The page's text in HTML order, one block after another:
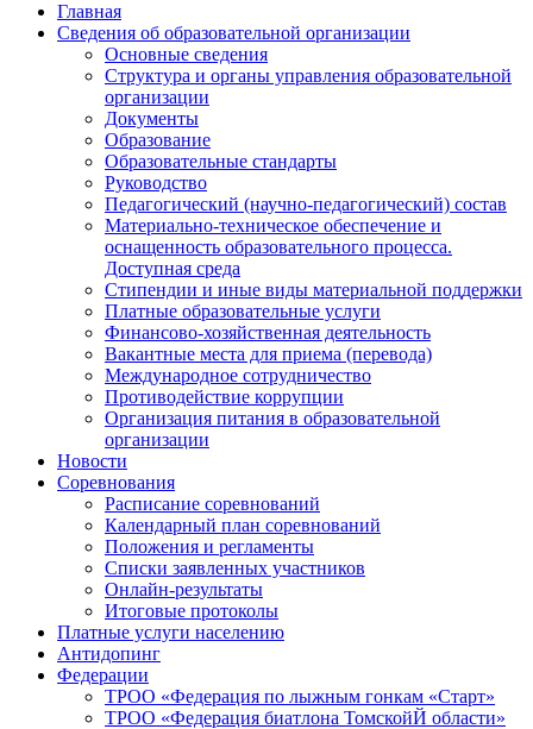
Главная
Сведения об образовательной организации
Основные сведения
Структура и органы управления образовательной
организации
Документы
Образование
Образовательные стандарты
Руководство
Педагогический (научно-педагогический) состав
Материально-техническое обеспечение и
оснащенность образовательного процесса.
Доступная среда
Стипендии и иные виды материальной поддержки
Платные образовательные услуги
Финансово-хозяйственная деятельность
Вакантные места для приема (перевода)
Международное сотрудничество
Противодействие коррупции
Организация питания в образовательной
организации
Новости
Соревнования
Расписание соревнований
Календарный план соревнований
Положения и регламенты
Списки заявленных участников
Онлайн-результаты
Итоговые протоколы
Платные услуги населению
Антидопинг
Федерации
ТРОО «Федерация по лыжным гонкам «Старт»
ТРОО «Федерация биатлона ТомскойЙ области»